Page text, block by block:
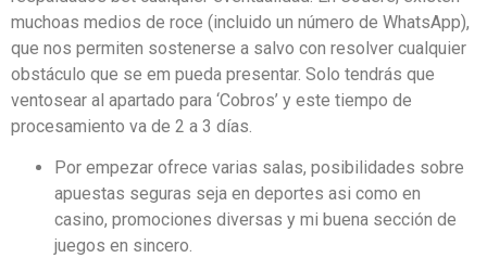
muchoas medios de roce (incluido un número de WhatsApp),
que nos permiten sostenerse a salvo con resolver cualquier
obstáculo que se em pueda presentar. Solo tendrás que
ventosear al apartado para ‘Cobros’ y este tiempo de
procesamiento va de 2 a 3 días.
Por empezar ofrece varias salas, posibilidades sobre
apuestas seguras seja en deportes asi como en
casino, promociones diversas y mi buena sección de
juegos en sincero.